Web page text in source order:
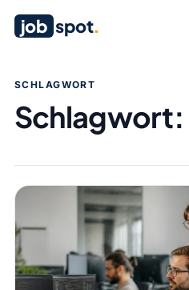
job spot.
SCHLAGWORT
Schlagwort: